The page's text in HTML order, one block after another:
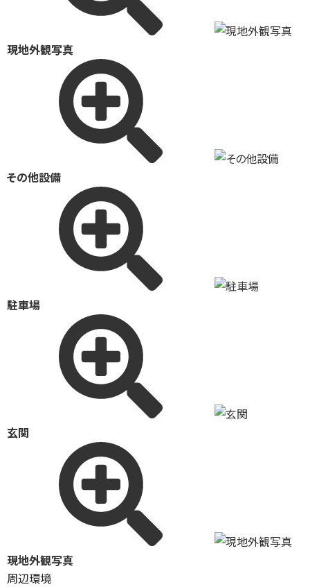
現地外観写真
その他設備
駐車場
玄関
現地外観写真
周辺環境